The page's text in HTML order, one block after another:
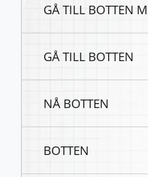
GÅ TILL BOTTEN
GÅ TILL BOTTEN
NÅ BOTTEN
BOTTEN